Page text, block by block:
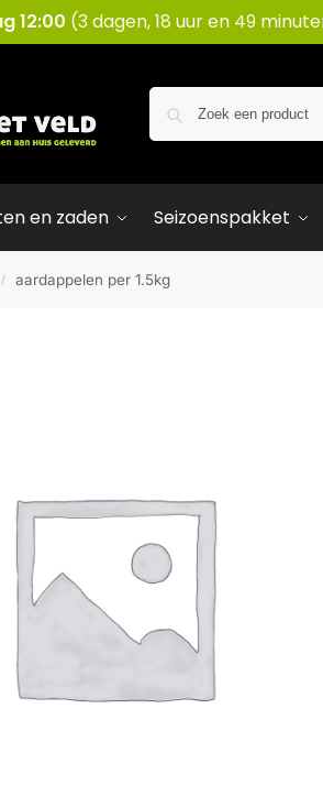
12:00 (3 dagen, 18 uur en 49
en zaden Seizoenspakket
/ aardappelen per 1.5kg